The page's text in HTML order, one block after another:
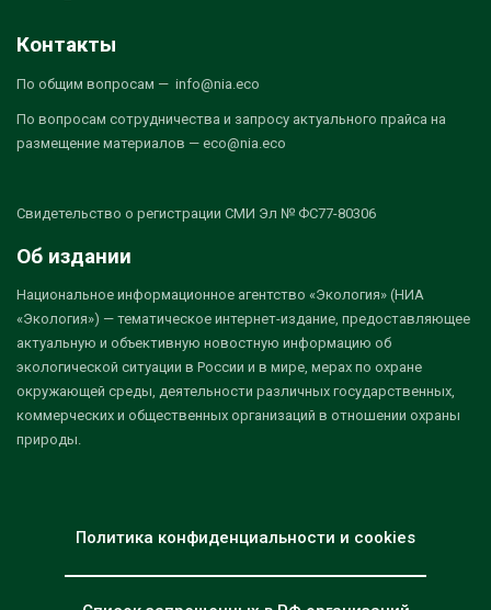
Контакты
По общим вопросам — info@nia.eco
По вопросам сотрудничества и запросу актуального прайса на
размещение материалов — eco@nia.eco
Свидетельство о регистрации СМИ Эл № ФС77-80306
Об издании
Национальное информационное агентство «Экология» (НИА
«Экология») — тематическое интернет-издание, предоставляющее
актуальную и объективную новостную информацию об
экологической ситуации в России и в мире, мерах по охране
окружающей среды, деятельности различных государственных,
коммерческих и общественных организаций в отношении охраны
природы.
Политика конфиденциальности и cookies